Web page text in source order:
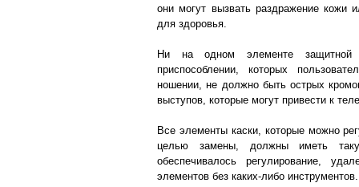
они могут вызвать раздражение кожи
для здоровья.
Ни на одном элементе защитной
приспособлении, которых
ношении, не должно быть острых
выступов, которые могут привести к
Все элементы каски, которые можно
целью замены, должны иметь
обеспечивалось регулирование,
элементов без каких-либо инструментов.